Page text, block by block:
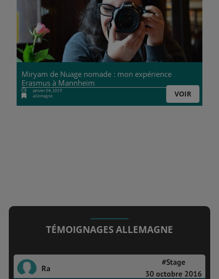
Miryam de Nuage nomade : mon expérience
Erasmus à Mannheim
VOIR
janvier 04, 2019
allemagne
TÉMOIGNAGES ALLEMAGNE
Ra
#Stage
30 octobre 2016